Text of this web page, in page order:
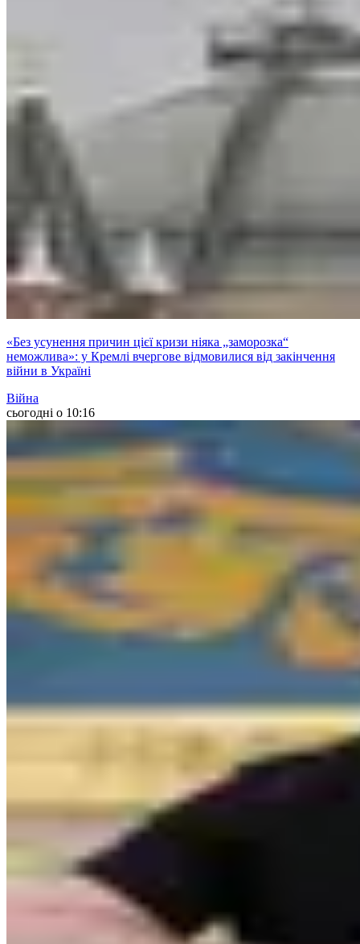
«Без усунення причин цієї кризи ніяка „заморозка“
неможлива»: у Кремлі вчергове відмовилися від закінчення
війни в Україні
Війна
сьогодні о 10:16